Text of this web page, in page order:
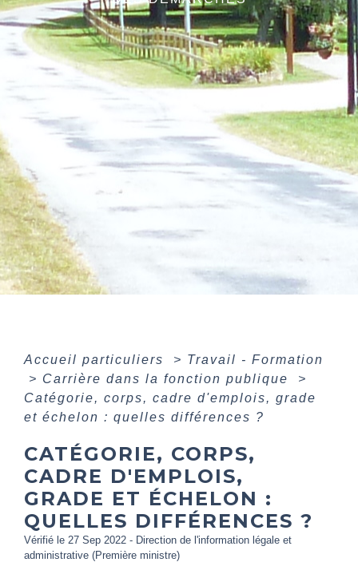
Accueil particuliers > Travail - Formation
> Carrière dans la fonction publique
>
Catégorie, corps, cadre d'emplois, grade
et échelon : quelles différences ?
CATÉGORIE, CORPS,
CADRE D'EMPLOIS,
GRADE ET ÉCHELON :
QUELLES DIFFÉRENCES ?
Vérifié le 27 Sep 2022 - Direction de l'information légale et
administrative (Première ministre)